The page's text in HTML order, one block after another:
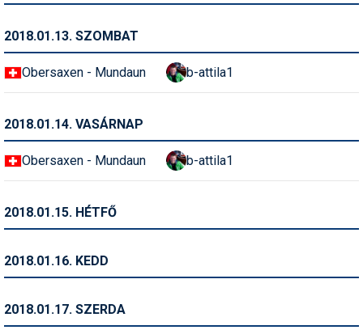
Sífelszerelés
Síléc
Símánia
Síoktatás
Síszerviz
Sítechnika
Snowboard
2018.01.13. SZOMBAT
Obersaxen - Mundaun b-attila1
2018.01.14. VASÁRNAP
Obersaxen - Mundaun b-attila1
2018.01.15. HÉTFŐ
2018.01.16. KEDD
2018.01.17. SZERDA